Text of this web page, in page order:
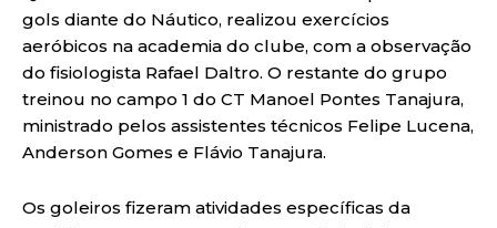
gols diante do Náutico, realizou exercícios
aeróbicos na academia do clube, com a observação
do fisiologista Rafael Daltro. O restante do grupo
treinou no campo 1 do CT Manoel Pontes Tanajura,
ministrado pelos assistentes técnicos Felipe Lucena,
Anderson Gomes e Flávio Tanajura.
Os goleiros fizeram atividades específicas da